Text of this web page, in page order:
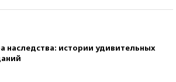
наследства: истории удивительных